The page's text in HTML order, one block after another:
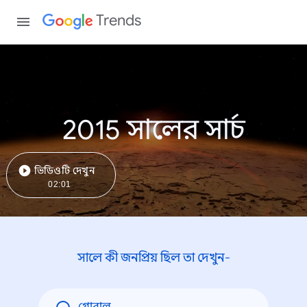
Trends
2015 সালের সার্চ
ভিডিওটি দেখুন
02:01
সালে কী জনপ্রিয় ছিল তা দেখুন-